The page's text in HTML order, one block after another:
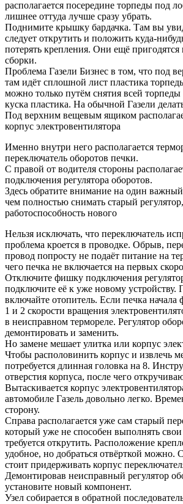
располагается посередине торпеды под
лишнее оттуда лучше сразу убрать.
Поднимите крышку бардачка. Там вы
следует открутить и положить куда-
потерять крепления. Они ещё пригодятся
сборки.
Проблема Газели Бизнес в том, что под
там идёт сплошной лист пластика
можно только путём снятия всей
куска пластика. На обычной Газели
Под верхним вещевым ящиком
корпус электровентилятора
Именно внутри него располагается
переключатель оборотов печки.
С правой от водителя стороны
подключения регулятора оборотов.
Здесь обратите внимание на один
чем полностью снимать старый
работоспособность нового
Нельзя исключать, что переключатель
проблема кроется в проводке. Обрыв,
провод попросту не подаёт питание на
чего печка не включается на первых
Отключите фишку подключения
подключите её к уже новому устройству.
включайте отопитель. Если печка начала
1 и 2 скорости вращения
в неисправном термореле. Регулятор
демонтировать и заменить.
Но замене мешает улитка или корпус
Чтобы располовинить корпус и извлечь
потребуется длинная головка на 8.
отверстия корпуса, после чего
Вытаскивается корпус
автомобиле Газель довольно легко.
сторону.
Справа располагается уже сам старый
который уже не способен выполнять свои
требуется открутить. Расположение
удобное, но добраться отвёрткой можно.
стоит придерживать корпус
Демонтировав неисправный регулятор
установите новый компонент.
Узел собирается в обратной